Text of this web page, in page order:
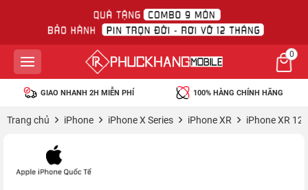
0
GIAO NHANH 2H MIỄN PHÍ 100% HÀNG CHÍNH HÃNG
Trang chủ iPhone iPhone X Series iPhone XR iPhone XR